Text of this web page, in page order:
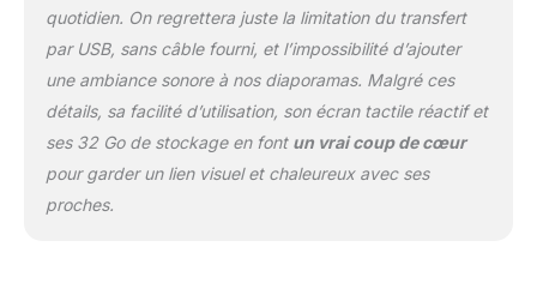
présenté dans une
élégante boîte cadeau,
accompagnée d'un
marque-page exquis fait
sur mesure, ce qui en fait
un choix cadeau idéal et
significatif pour les
quotidien. On regrettera juste la limitation du transfert
par USB, sans câble fourni, et l’impossibilité d’ajouter
une ambiance sonore à nos diaporamas. Malgré ces
détails, sa facilité d’utilisation, son écran tactile réactif et
ses 32 Go de stockage en font un vrai coup de cœur
pour garder un lien visuel et chaleureux avec ses
proches.